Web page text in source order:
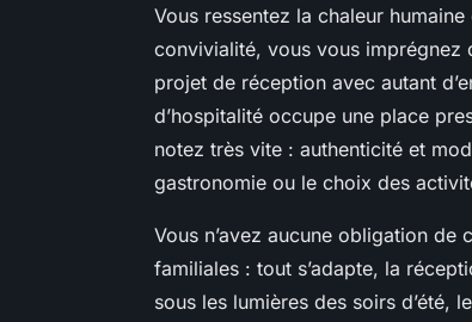
Vous ressentez la chaleur
convivialité, vous vous imprégnez
projet de réception avec autant
d’hospitalité occupe une place
notez très vite : authenticité et
gastronomie ou le choix des
Vous n’avez aucune obligation
familiales : tout s’adapte, la
sous les lumières des soirs d’été,